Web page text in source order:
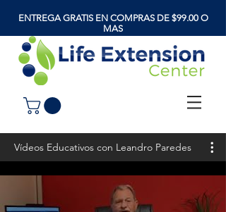
ENTREGA GRATIS EN COMPRAS DE $99.00 O
MAS
Vídeos Educativos con Leandro Paredes